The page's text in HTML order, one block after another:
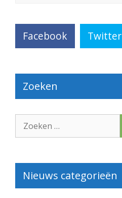
Facebook Twitter
Zoeken
naar:
Nieuws categorieën